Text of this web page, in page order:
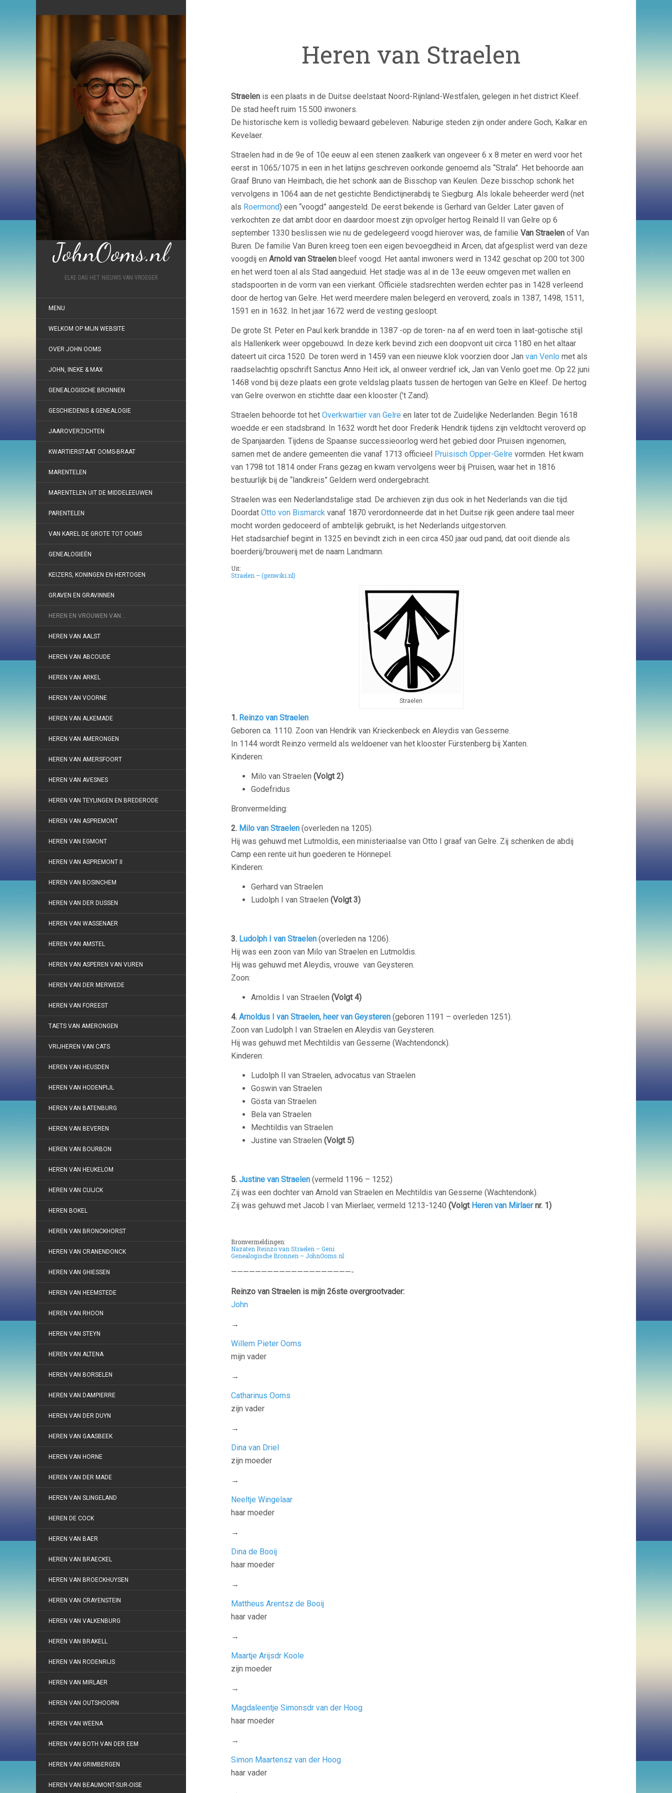
JohnOoms.nl
ELKE DAG HET NIEUWS VAN VROEGER
MENU
WELKOM OP MIJN WEBSITE
OVER JOHN OOMS
JOHN, INEKE & MAX
GENEALOGISCHE BRONNEN
GESCHIEDENIS & GENEALOGIE
JAAROVERZICHTEN
KWARTIERSTAAT OOMS-BRAAT
MARENTELEN
MARENTELEN UIT DE MIDDELEEUWEN
PARENTELEN
VAN KAREL DE GROTE TOT OOMS
GENEALOGIEËN
KEIZERS, KONINGEN EN HERTOGEN
GRAVEN EN GRAVINNEN
HEREN EN VROUWEN VAN…
HEREN VAN AALST
HEREN VAN ABCOUDE
HEREN VAN ARKEL
HEREN VAN VOORNE
HEREN VAN ALKEMADE
HEREN VAN AMERONGEN
HEREN VAN AMERSFOORT
HEREN VAN AVESNES
HEREN VAN TEYLINGEN EN BREDERODE
HEREN VAN ASPREMONT
HEREN VAN EGMONT
HEREN VAN ASPREMONT II
HEREN VAN BOSINCHEM
HEREN VAN DER DUSSEN
HEREN VAN WASSENAER
HEREN VAN AMSTEL
HEREN VAN ASPEREN VAN VUREN
HEREN VAN DER MERWEDE
HEREN VAN FOREEST
TAETS VAN AMERONGEN
VRIJHEREN VAN CATS
HEREN VAN HEUSDEN
HEREN VAN HODENPIJL
HEREN VAN BATENBURG
HEREN VAN BEVEREN
HEREN VAN BOURBON
HEREN VAN HEUKELOM
HEREN VAN CUIJCK
HEREN BOKEL
HEREN VAN BRONCKHORST
HEREN VAN CRANENDONCK
HEREN VAN GHIESSEN
HEREN VAN HEEMSTEDE
HEREN VAN RHOON
HEREN VAN STEYN
HEREN VAN ALTENA
HEREN VAN BORSELEN
HEREN VAN DAMPIERRE
HEREN VAN DER DUYN
HEREN VAN GAASBEEK
HEREN VAN HORNE
HEREN VAN DER MADE
HEREN VAN SLINGELAND
HEREN DE COCK
HEREN VAN BAER
HEREN VAN BRAECKEL
HEREN VAN BROECKHUYSEN
HEREN VAN CRAYENSTEIN
HEREN VAN VALKENBURG
HEREN VAN BRAKELL
HEREN VAN RODENRIJS
HEREN VAN MIRLAER
HEREN VAN OUTSHOORN
HEREN VAN WEENA
HEREN VAN BOTH VAN DER EEM
HEREN VAN GRIMBERGEN
HEREN VAN BEAUMONT-SUR-OISE
Heren van Straelen
Straelen is een plaats in de Duitse deelstaat Noord-Rijnland-Westfalen, gelegen in het district Kleef.
De stad heeft ruim 15.500 inwoners.
De historische kern is volledig bewaard gebeleven. Naburige steden zijn onder andere Goch, Kalkar en
Kevelaer.
Straelen had in de 9e of 10e eeuw al een stenen zaalkerk van ongeveer 6 x 8 meter en werd voor het
eerst in 1065/1075 in een in het latijns geschreven oorkonde genoemd als “Strala”. Het behoorde aan
Graaf Bruno van Heimbach, die het schonk aan de Bisschop van Keulen. Deze bisschop schonk het
vervolgens in 1064 aan de net gestichte Bendictijnerabdij te Siegburg. Als lokale beheerder werd (net
als Roermond) een “voogd” aangesteld. De eerst bekende is Gerhard van Gelder. Later gaven of
verkochten ze dat ambt door en daardoor moest zijn opvolger hertog Reinald II van Gelre op 6
september 1330 beslissen wie nu de gedelegeerd voogd hierover was, de familie Van Straelen of Van
Buren. De familie Van Buren kreeg toen een eigen bevoegdheid in Arcen, dat afgesplist werd van deze
voogdij en Arnold van Straelen bleef voogd. Het aantal inwoners werd in 1342 geschat op 200 tot 300
en het werd toen al als Stad aangeduid. Het stadje was al in de 13e eeuw omgeven met wallen en
stadspoorten in de vorm van een vierkant. Officiële stadsrechten werden echter pas in 1428 verleend
door de hertog van Gelre. Het werd meerdere malen belegerd en veroverd, zoals in 1387, 1498, 1511,
1591 en in 1632. In het jaar 1672 werd de vesting gesloopt.
De grote St. Peter en Paul kerk brandde in 1387 -op de toren- na af en werd toen in laat-gotische stijl
als Hallenkerk weer opgebouwd. In deze kerk bevind zich een doopvont uit circa 1180 en het altaar
dateert uit circa 1520. De toren werd in 1459 van een nieuwe klok voorzien door Jan van Venlo met als
raadselachtig opschrift Sanctus Anno Heit ick, al onweer verdrief ick, Jan van Venlo goet me. Op 22 juni
1468 vond bij deze plaats een grote veldslag plaats tussen de hertogen van Gelre en Kleef. De hertog
van Gelre overwon en stichtte daar een klooster (’t Zand).
Straelen behoorde tot het Overkwartier van Gelre en later tot de Zuidelijke Nederlanden. Begin 1618
woedde er een stadsbrand. In 1632 wordt het door Frederik Hendrik tijdens zijn veldtocht veroverd op
de Spanjaarden. Tijdens de Spaanse successieoorlog werd het gebied door Pruisen ingenomen,
samen met de andere gemeenten die vanaf 1713 officieel Pruisisch Opper-Gelre vormden. Het kwam
van 1798 tot 1814 onder Frans gezag en kwam vervolgens weer bij Pruisen, waar het in 1816
bestuurlijk bij de “landkreis” Geldern werd ondergebracht.
Straelen was een Nederlandstalige stad. De archieven zijn dus ook in het Nederlands van die tijd.
Doordat Otto von Bismarck vanaf 1870 verordonneerde dat in het Duitse rijk geen andere taal meer
mocht worden gedoceerd of ambtelijk gebruikt, is het Nederlands uitgestorven.
Het stadsarchief begint in 1325 en bevindt zich in een circa 450 jaar oud pand, dat ooit diende als
boerderij/brouwerij met de naam Landmann.
Uit:
Straelen – (genwiki.nl)
Straelen
1. Reinzo van Straelen
Geboren ca. 1110. Zoon van Hendrik van Krieckenbeck en Aleydis van Gesserne.
In 1144 wordt Reinzo vermeld als weldoener van het klooster Fürstenberg bij Xanten.
Kinderen:
Milo van Straelen (Volgt 2)
Godefridus
Bronvermelding:
2. Milo van Straelen (overleden na 1205).
Hij was gehuwd met Lutmoldis, een ministeriaalse van Otto I graaf van Gelre. Zij schenken de abdij
Camp een rente uit hun goederen te Hönnepel.
Kinderen:
Gerhard van Straelen
Ludolph I van Straelen (Volgt 3)
3. Ludolph I van Straelen (overleden na 1206).
Hij was een zoon van Milo van Straelen en Lutmoldis.
Hij was gehuwd met Aleydis, vrouwe van Geysteren.
Zoon:
Arnoldis I van Straelen (Volgt 4)
4. Arnoldus I van Straelen, heer van Geysteren (geboren 1191 – overleden 1251).
Zoon van Ludolph I van Straelen en Aleydis van Geysteren.
Hij was gehuwd met Mechtildis van Gesserne (Wachtendonck).
Kinderen:
Ludolph II van Straelen, advocatus van Straelen
Goswin van Straelen
Gösta van Straelen
Bela van Straelen
Mechtildis van Straelen
Justine van Straelen (Volgt 5)
5. Justine van Straelen (vermeld 1196 – 1252)
Zij was een dochter van Arnold van Straelen en Mechtildis van Gesserne (Wachtendonk).
Zij was gehuwd met Jacob I van Mierlaer, vermeld 1213-1240 (Volgt Heren van Mirlaernr. 1)
Bronvermeldingen:
Nazaten Reinzo van Straelen – Geni
Genealogische Bronnen – JohnOoms.nl
————————————————————-
Reinzo van Straelen is mijn 26ste overgrootvader:
John
→
Willem Pieter Ooms
mijn vader
→
Catharinus Ooms
zijn vader
→
Dina van Driel
zijn moeder
→
Neeltje Wingelaar
haar moeder
→
Dina de Booij
haar moeder
→
Mattheus Arentsz de Booij
haar vader
→
Maartje Arijsdr Koole
zijn moeder
→
Magdaleentje Simonsdr van der Hoog
haar moeder
→
Simon Maartensz van der Hoog
haar vader